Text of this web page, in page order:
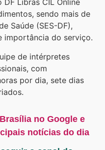
Libras CIL Online
sendo mais de
Saúde (SES-DF),
importância do serviço.
de intérpretes
com
por dia, sete dias
no Google e
notícias do dia